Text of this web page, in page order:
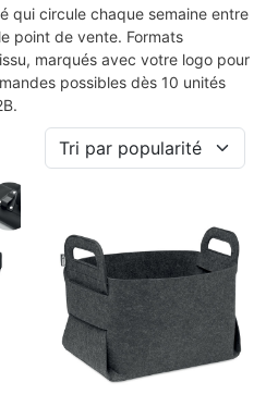
qui circule chaque semaine entre
point de vente. Formats
marqués avec votre logo pour
possibles dès 10 unités